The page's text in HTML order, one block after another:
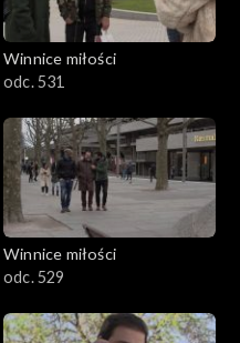
Winnice miłości
odc. 531
Winnice miłości
odc. 529